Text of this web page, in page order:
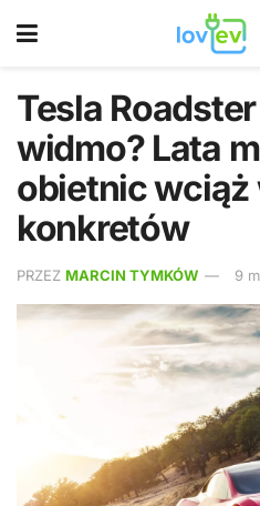
Tesla
widmo? Lata
obietnic wciąż
konkretów
PRZEZ MARCIN TYMKÓW 9